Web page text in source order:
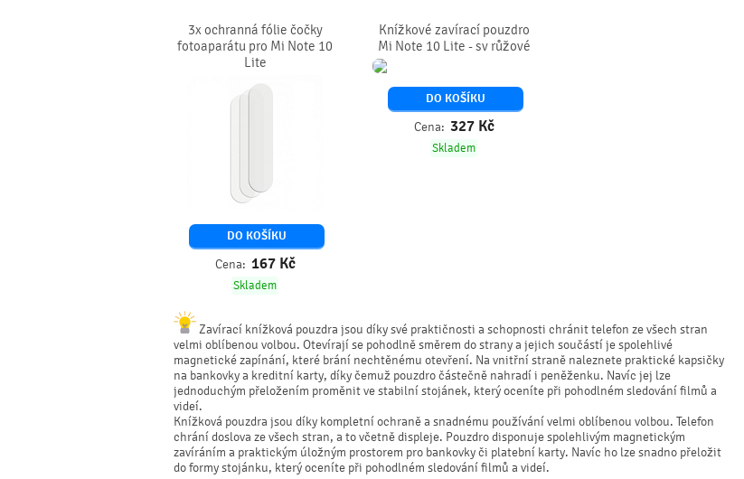
3x ochranná fólie čočky
fotoaparátu pro Mi Note 10
Lite
DO KOŠÍKU
Cena: 167 Kč
Skladem
Knížkové zavírací pouzdro
Mi Note 10 Lite - sv růžové
DO KOŠÍKU
Cena: 327 Kč
Skladem
Zavírací knížková pouzdra jsou díky své praktičnosti a schopnosti chránit telefon ze všech stran
velmi oblíbenou volbou. Otevírají se pohodlně směrem do strany a jejich součástí je spolehlivé
magnetické zapínání, které brání nechtěnému otevření. Na vnitřní straně naleznete praktické kapsičky
na bankovky a kreditní karty, díky čemuž pouzdro částečně nahradí i peněženku. Navíc jej lze
jednoduchým přeložením proměnit ve stabilní stojánek, který oceníte při pohodlném sledování filmů a
videí.
Knížková pouzdra jsou díky kompletní ochraně a snadnému používání velmi oblíbenou volbou. Telefon
chrání doslova ze všech stran, a to včetně displeje. Pouzdro disponuje spolehlivým magnetickým
zavíráním a praktickým úložným prostorem pro bankovky či platební karty. Navíc ho lze snadno přeložit
do formy stojánku, který oceníte při pohodlném sledování filmů a videí.